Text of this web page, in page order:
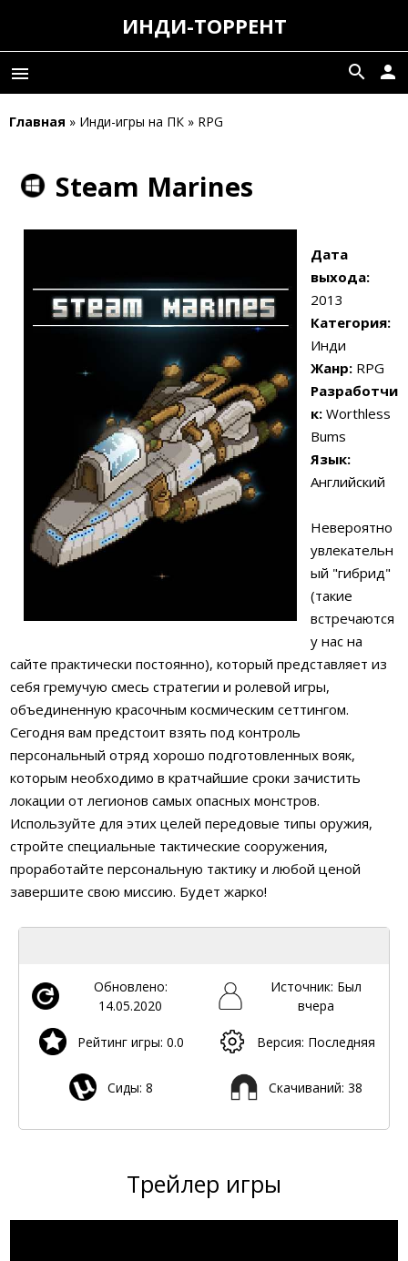
ИНДИ-ТОРРЕНТ
menu person
search
Главная » Инди-игры на ПК » RPG
Steam Marines
Дата
выхода:
2013
Категория:
Инди
Жанр: RPG
Разработчи
к: Worthless
Bums
Язык:
Английский
Невероятно
увлекательн
ый "гибрид"
(такие
встречаются
у нас на
сайте практически постоянно), который представляет из
себя гремучую смесь стратегии и ролевой игры,
объединенную красочным космическим сеттингом.
Сегодня вам предстоит взять под контроль
персональный отряд хорошо подготовленных вояк,
которым необходимо в кратчайшие сроки зачистить
локации от легионов самых опасных монстров.
Используйте для этих целей передовые типы оружия,
стройте специальные тактические сооружения,
проработайте персональную тактику и любой ценой
завершите свою миссию. Будет жарко!
Обновлено:
14.05.2020
Источник: Был
вчера
Рейтинг игры: 0.0 Версия: Последняя
Сиды: 8 Скачиваний: 38
Трейлер игры